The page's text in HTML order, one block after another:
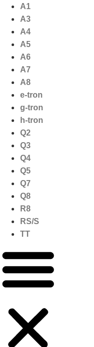
naar
inhoud
A1
A3
A4
A5
A6
A7
A8
e-tron
g-tron
h-tron
Q2
Q3
Q4
Q5
Q7
Q8
R8
RS/S
TT